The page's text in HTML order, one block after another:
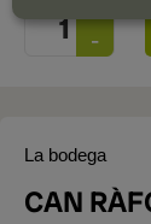
La bodega
CAN